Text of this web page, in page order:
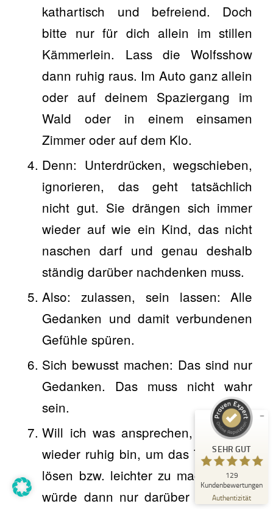
kathartisch und befreiend. Doch
bitte nur für dich allein im stillen
Kämmerlein. Lass die Wolfsshow
dann ruhig raus. Im Auto ganz allein
oder auf deinem Spaziergang im
Wald oder in einem einsamen
Zimmer oder auf dem Klo.
Denn: Unterdrücken, wegschieben,
ignorieren, das geht tatsächlich
nicht gut. Sie drängen sich immer
wieder auf wie ein Kind, das nicht
naschen darf und genau deshalb
ständig darüber nachdenken muss.
Also: zulassen, sein lassen: Alle
Gedanken und damit verbundenen
Gefühle spüren.
Sich bewusst machen: Das sind nur
Gedanken. Das muss nicht wahr
sein.
Will ich was ansprechen, wenn ich
wieder ruhig bin, um das Thema zu
lösen bzw. leichter zu machen? Ich
würde dann nur darüber sprechen,
SEHR GUT
129
Kundenbewertungen
Authentizität
100
%
Empfehlungen auf
ProvenExpert.com
SEHR GUT
23
Bewertungen auf
ProvenExpert.com
106
Bewertungen von
anderen Quellen
Blick aufs ProvenExpert-Profil werfen
15.04.2026